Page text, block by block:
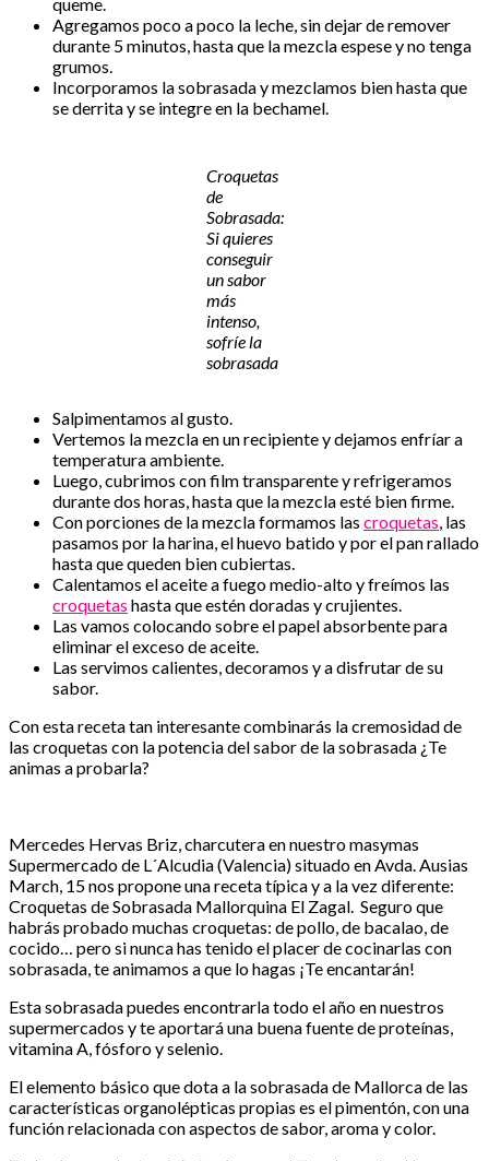
Agregamos poco a poco la leche, sin dejar de remover
durante 5 minutos, hasta que la mezcla espese y no tenga
grumos.
Incorporamos la sobrasada y mezclamos bien hasta que
se derrita y se integre en la bechamel.
Croquetas
de
Sobrasada:
Si quieres
conseguir
un sabor
más
intenso,
sofríe la
sobrasada
Salpimentamos al gusto.
Vertemos la mezcla en un recipiente y dejamos enfríar a
temperatura ambiente.
Luego, cubrimos con film transparente y refrigeramos
durante dos horas, hasta que la mezcla esté bien firme.
Con porciones de la mezcla formamos las croquetas, las
pasamos por la harina, el huevo batido y por el pan rallado
hasta que queden bien cubiertas.
Calentamos el aceite a fuego medio-alto y freímos las
croquetas hasta que estén doradas y crujientes.
Las vamos colocando sobre el papel absorbente para
eliminar el exceso de aceite.
Las servimos calientes, decoramos y a disfrutar de su
sabor.
Con esta receta tan interesante combinarás la cremosidad de
las croquetas con la potencia del sabor de la sobrasada ¿Te
animas a probarla?
Mercedes Hervas Briz, charcutera en nuestro masymas
Supermercado de L´Alcudia (Valencia) situado en Avda. Ausias
March, 15 nos propone una receta típica y a la vez diferente:
Croquetas de Sobrasada Mallorquina El Zagal. Seguro que
habrás probado muchas croquetas: de pollo, de bacalao, de
cocido… pero si nunca has tenido el placer de cocinarlas con
sobrasada, te animamos a que lo hagas ¡Te encantarán!
Esta sobrasada puedes encontrarla todo el año en nuestros
supermercados y te aportará una buena fuente de proteínas,
vitamina A, fósforo y selenio.
El elemento básico que dota a la sobrasada de Mallorca de las
características organolépticas propias es el pimentón, con una
función relacionada con aspectos de sabor, aroma y color.